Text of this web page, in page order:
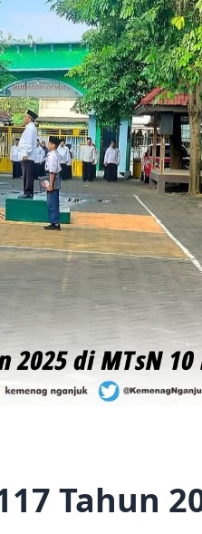
Tahun